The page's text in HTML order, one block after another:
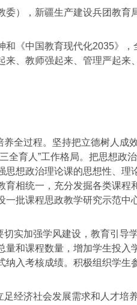
），新疆生产建设兵团教
中国教育现代化2035》，
来、教师强起来、管理严起
过程。坚持把立德树人成
全育人”工作格局。把思想
思想政治理论课的思想性、
育相统一，充分发掘各类课
批课程思政教学研究示范中
加强学风建设，教育引导
量和课程数量，增加学生投
入考核成绩。积极组织学生
济社会发展需求和人才培